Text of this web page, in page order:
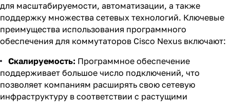
для масштабируемости, автоматизации, а также
поддержку множества сетевых технологий. Ключевые
преимущества использования программного
обеспечения для коммутаторов Cisco Nexus включают:
Скалируемость: Программное обеспечение
поддерживает большое число подключений, что
позволяет компаниям расширять свою сетевую
инфраструктуру в соответствии с растущими